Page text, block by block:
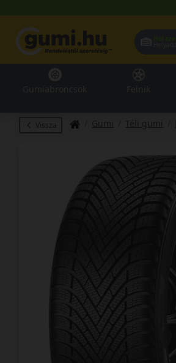
Vissza Gumi Téli gumi